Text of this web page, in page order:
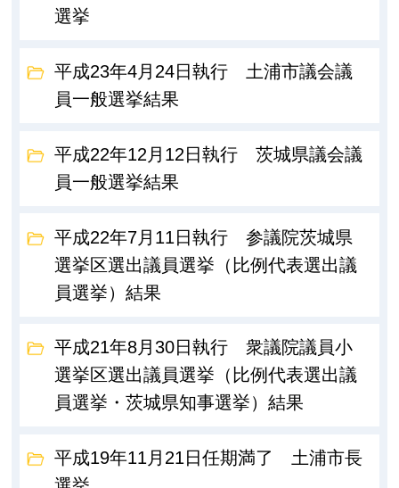
選挙
平成23年4月24日執行 土浦市議会議
員一般選挙結果
平成22年12月12日執行 茨城県議会議
員一般選挙結果
平成22年7月11日執行 参議院茨城県
選挙区選出議員選挙（比例代表選出議
員選挙）結果
平成21年8月30日執行 衆議院議員小
選挙区選出議員選挙（比例代表選出議
員選挙・茨城県知事選挙）結果
平成19年11月21日任期満了 土浦市長